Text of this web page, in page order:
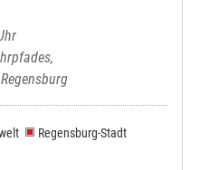
Regensburg-Stadt